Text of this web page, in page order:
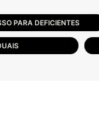
PARA DEFICIENTES